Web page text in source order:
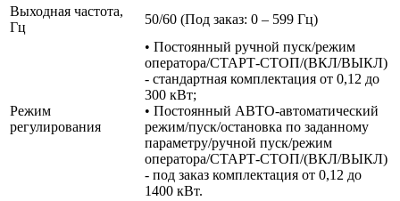
Выходная частота,
Гц
50/60 (Под заказ: 0 – 599 Гц)
Режим
регулирования
• Постоянный ручной пуск/режим
оператора/СТАРТ-СТОП/(ВКЛ/ВЫКЛ)
- стандартная комплектация от 0,12 до
300 кВт;
• Постоянный АВТО-автоматический
режим/пуск/остановка по заданному
параметру/ручной пуск/режим
оператора/СТАРТ-СТОП/(ВКЛ/ВЫКЛ)
- под заказ комплектация от 0,12 до
1400 кВт.